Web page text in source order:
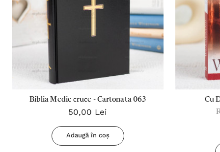
Biblia Medie cruce - Cartonata 063
50,00 Lei
Adaugă în coș
Cu